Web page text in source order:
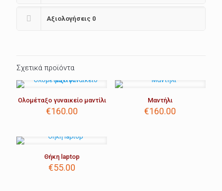
Αξιολογήσεις 0
Σχετικά προϊόντα
Ολομέταξο γυναικείο μαντίλι
€160.00
Μαντήλι
€160.00
Θήκη laptop
€55.00